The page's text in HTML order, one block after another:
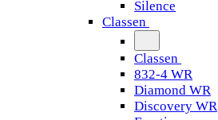
Silence
Classen
Classen
832-4 WR
Diamond WR
Discovery WR